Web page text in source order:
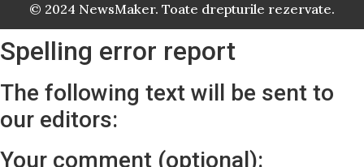
© 2024 NewsMaker. Toate drepturile rezervate.
Spelling error report
The following text will be sent to
our editors:
Your comment (optional):